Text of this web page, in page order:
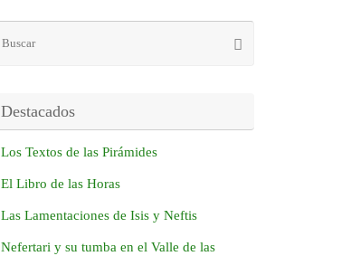
Destacados
Los Textos de las Pirámides
El Libro de las Horas
Las Lamentaciones de Isis y Neftis
Nefertari y su tumba en el Valle de las